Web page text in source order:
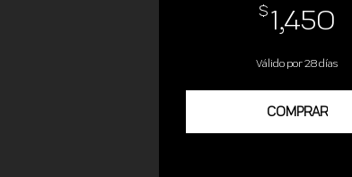
$1,450
Válido por 28 días
COMPRAR